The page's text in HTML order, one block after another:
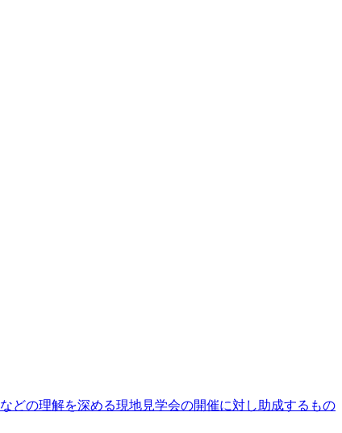
どの理解を深める現地見学会の開催に対し助成するもの